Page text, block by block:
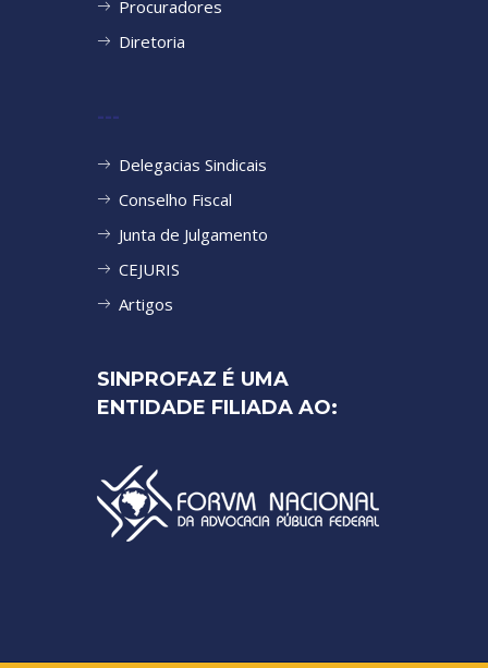
Procuradores
Diretoria
---
Delegacias Sindicais
Conselho Fiscal
Junta de Julgamento
CEJURIS
Artigos
SINPROFAZ É UMA
ENTIDADE FILIADA AO: